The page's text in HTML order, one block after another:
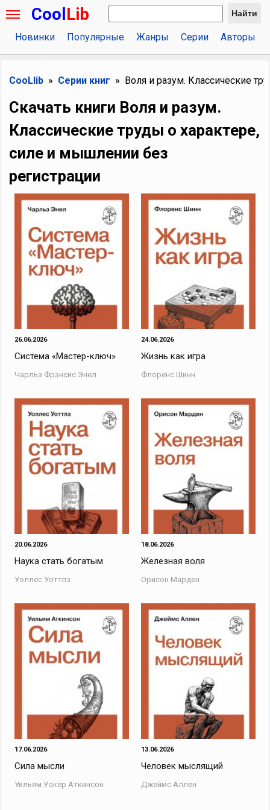
Cool Lib Найти
Новинки Популярные Жанры Серии Авторы
CooLlib Серии книг Воля и разум. Классические
Скачать книги Воля и разум.
Классические труды о характере,
силе и мышлении без
регистрации
26.06.2026
Система «Мастер-ключ»
Чарльз Фрэнсис Энел
24.06.2026
Жизнь как игра
Флоренс Шинн
20.06.2026
Наука стать богатым
Уоллес Уоттлз
18.06.2026
Железная воля
Орисон Марден
17.06.2026
Сила мысли
Уильям Уокер Аткинсон
13.06.2026
Человек мыслящий
Джеймс Аллен